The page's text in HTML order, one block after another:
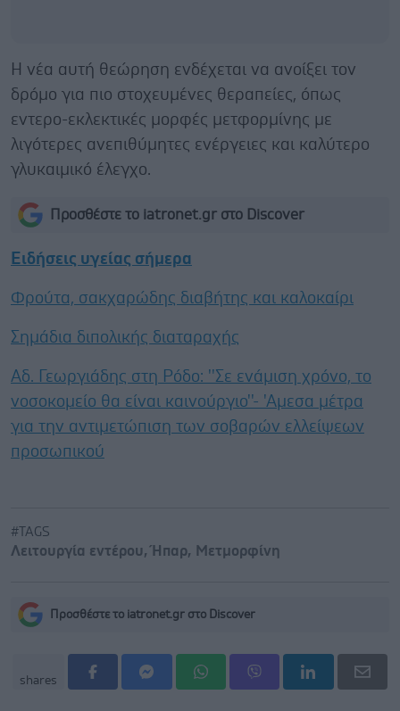
Η νέα αυτή θεώρηση ενδέχεται να ανοίξει τον
δρόμο για πιο στοχευμένες θεραπείες, όπως
εντερο-εκλεκτικές μορφές μετφορμίνης με
λιγότερες ανεπιθύμητες ενέργειες και καλύτερο
γλυκαιμικό έλεγχο.
Προσθέστε το iatronet.gr στο Discover
Ειδήσεις υγείας σήμερα
Φρούτα, σακχαρώδης διαβήτης και καλοκαίρι
Σημάδια διπολικής διαταραχής
Αδ. Γεωργιάδης στη Ρόδο: ''Σε ενάμιση χρόνο, το
νοσοκομείο θα είναι καινούργιο''- 'Αμεσα μέτρα
για την αντιμετώπιση των σοβαρών ελλείψεων
προσωπικού
#TAGS
Λειτουργία εντέρου, Ήπαρ, Μετμορφίνη
Προσθέστε το iatronet.gr στο Discover
shares